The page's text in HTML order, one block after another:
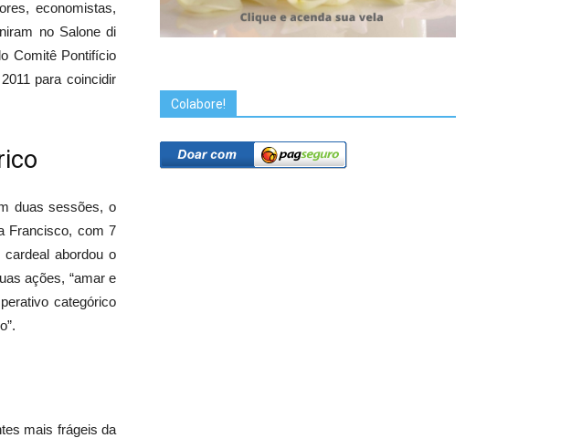
economistas,
no Salone di
Comitê Pontifício
para coincidir
duas sessões, o
Francisco, com 7
abordou o
ações, “amar e
categórico
mais frágeis da
Colabore!